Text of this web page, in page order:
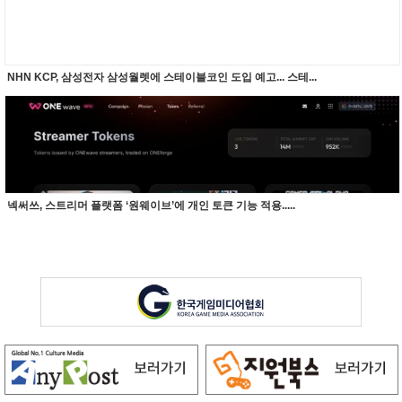
NHN KCP, 삼성전자 삼성월렛에 스테이블코인 도입 예고... 스테...
넥써쓰, 스트리머 플랫폼 ‘원웨이브’에 개인 토큰 기능 적용.....